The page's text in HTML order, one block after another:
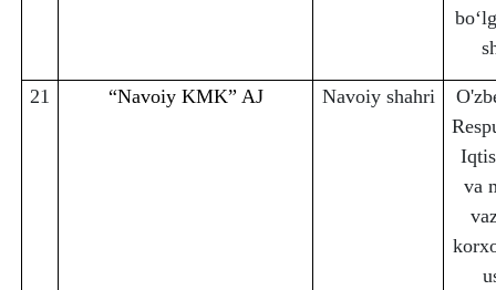
21 “Navoiy KMK” AJ Navoiy shahri
va